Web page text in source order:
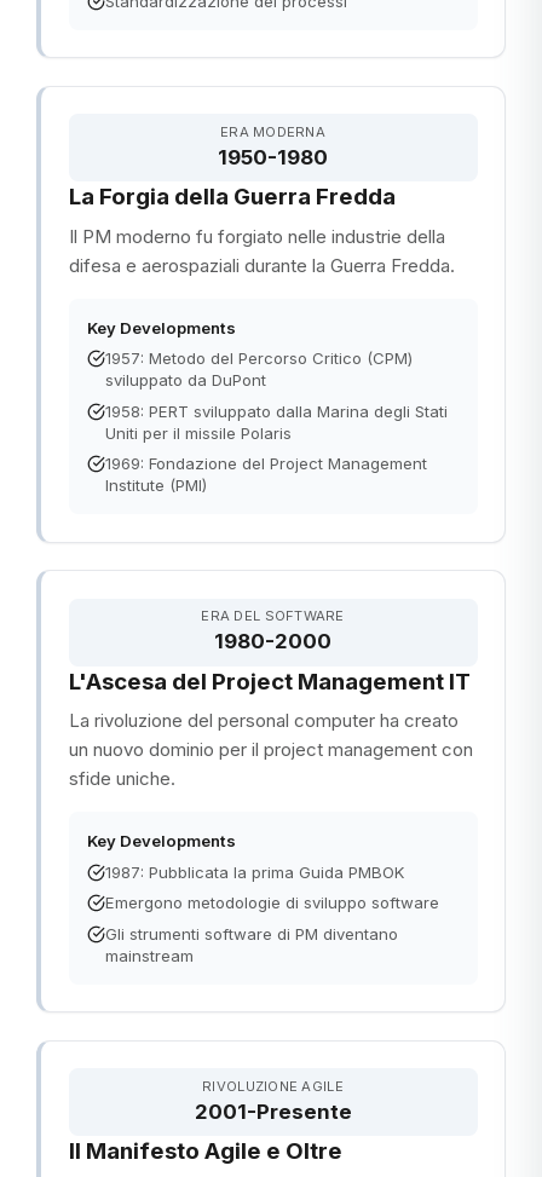
ERA MODERNA
1950-1980
La Forgia della Guerra Fredda
Il PM moderno fu forgiato nelle industrie della
difesa e aerospaziali durante la Guerra Fredda.
Key Developments
1957: Metodo del Percorso Critico (CPM)
sviluppato da DuPont
1958: PERT sviluppato dalla Marina degli Stati
Uniti per il missile Polaris
1969: Fondazione del Project Management
Institute (PMI)
ERA DEL SOFTWARE
1980-2000
L'Ascesa del Project Management IT
La rivoluzione del personal computer ha creato
un nuovo dominio per il project management con
sfide uniche.
Key Developments
1987: Pubblicata la prima Guida PMBOK
Emergono metodologie di sviluppo software
Gli strumenti software di PM diventano
mainstream
RIVOLUZIONE AGILE
2001-Presente
Il Manifesto Agile e Oltre